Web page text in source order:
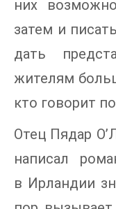
них
затем и
дать
жителям
кто говорит
Отец Пядар
написал
в Ирландии